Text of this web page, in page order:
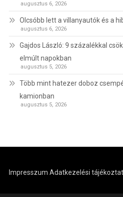
augusztus 6, 2026
Olcsóbb lett a villanyautók és a
augusztus 6, 2026
Gajdos László: 9 százalékkal
elmúlt napokban
augusztus 5, 2026
Több mint hatezer doboz
kamionban
augusztus 5, 2026
Impresszum Adatkezelési